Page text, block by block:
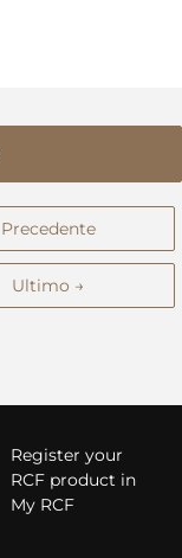
Precedente
Ultimo →
Register your
RCF product in
My RCF